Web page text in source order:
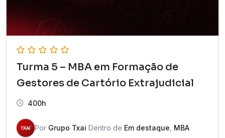
Turma 5 – MBA em Formação de
Gestores de Cartório Extrajudicial
400h
Por Grupo Txai Dentro de Em destaque MBA